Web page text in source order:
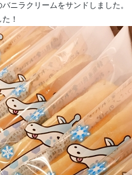
ニラクリームをサンドしました。
！